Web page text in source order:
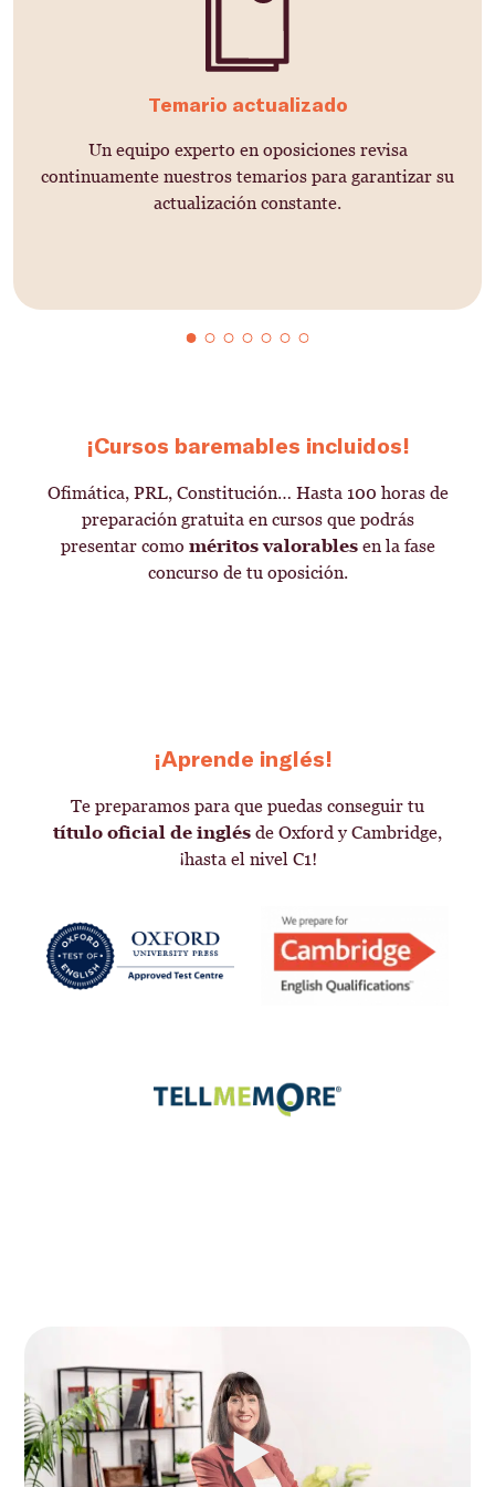
Temario actualizado
Un equipo experto en oposiciones revisa
continuamente nuestros temarios para garantizar su
actualización constante.
¡Cursos baremables incluidos!
Ofimática, PRL, Constitución… Hasta 100 horas de
preparación gratuita en cursos que podrás
presentar como méritos valorablesen la fase
concurso de tu oposición.
¡Aprende inglés!
Te preparamos para que puedas conseguir tu
título oficial de inglés de Oxford y Cambridge,
¡hasta el nivel C1!